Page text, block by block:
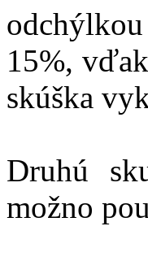
15%,
skúška
Druhú
možno